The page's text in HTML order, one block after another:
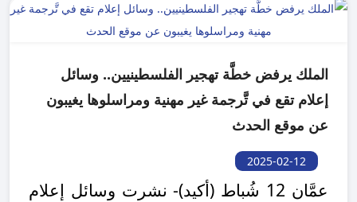
الملك يرفض خطَّة تهجير الفلسطينيين.. وسائل
إعلام تقع في تَّرجمة غير مهنية ومراسلوها يغيبون
عن موقع الحدث
2025-02-12
عمَّان 12 شُباط (أكيد)- نشرت وسائل إعلام